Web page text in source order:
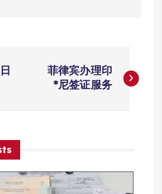
菲律宾办理印
*尼签证服务